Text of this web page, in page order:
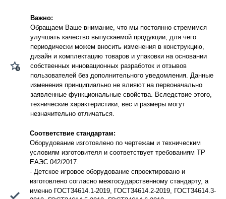
Важно:
Обращаем Ваше внимание, что мы постоянно стремимся
улучшать качество выпускаемой продукции, для чего
периодически можем вносить изменения в конструкцию,
дизайн и комплектацию товаров и упаковки на основании
собственных инновационных разработок и отзывов
пользователей без дополнительного уведомления. Данные
изменения принципиально не влияют на первоначально
заявленные функциональные свойства. Вследствие этого,
технические характеристики, вес и размеры могут
незначительно отличаться.
Соответствие стандартам:
Оборудование изготовлено по чертежам и техническим
условиям изготовителя и соответствует требованиям ТР
ЕАЭС 042/2017.
- Детское игровое оборудование спроектировано и
изготовлено согласно межгосударственному стандарту, а
именно ГОСТ34614.1-2019, ГОСТ34614.2-2019, ГОСТ34614.3-